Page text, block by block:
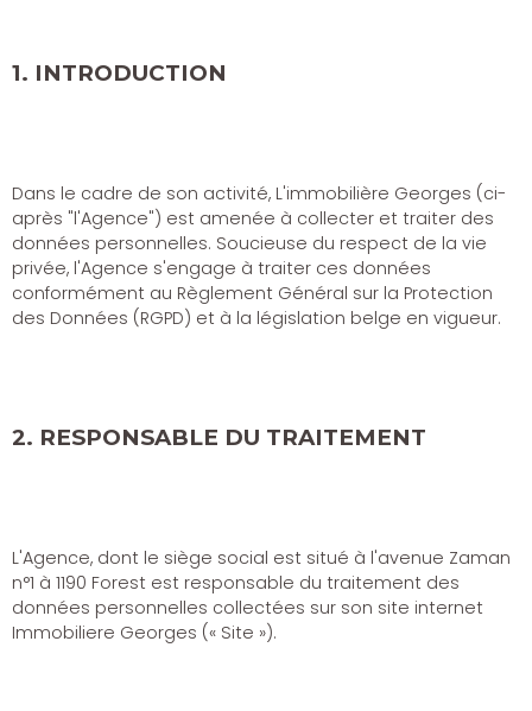
1. INTRODUCTION
Dans le cadre de son activité, L'immobilière Georges (ci-
après "l'Agence") est amenée à collecter et traiter des
données personnelles. Soucieuse du respect de la vie
privée, l'Agence s'engage à traiter ces données
conformément au Règlement Général sur la Protection
des Données (RGPD) et à la législation belge en vigueur.
2. RESPONSABLE DU TRAITEMENT
L'Agence, dont le siège social est situé à l'avenue Zaman
n°1 à 1190 Forest est responsable du traitement des
données personnelles collectées sur son site internet
Immobiliere Georges (« Site »).